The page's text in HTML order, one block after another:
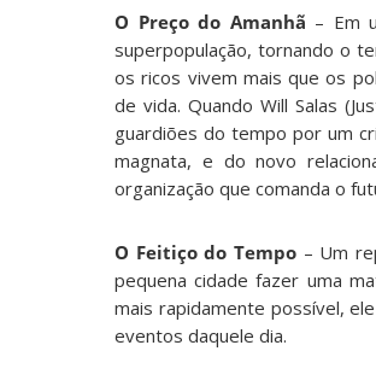
O Preço do Amanhã – Em
superpopulação, tornando o
os ricos vivem mais que os
de vida. Quando Will Salas
guardiões do tempo por um
magnata, e do novo
organização que comanda o
O Feitiço do Tempo – Um
pequena cidade fazer uma
mais rapidamente possível,
eventos daquele dia.